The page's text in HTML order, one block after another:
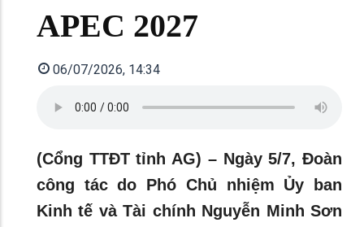
APEC 2027
06/07/2026, 14:34
(Cổng TTĐT tỉnh AG) – Ngày 5/7, Đoàn
công tác do Phó Chủ nhiệm Ủy ban
Kinh tế và Tài chính Nguyễn Minh Sơn